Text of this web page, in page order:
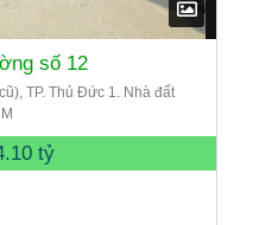
số 12
TP. Thủ Đức 1. Nhà đất
tỷ